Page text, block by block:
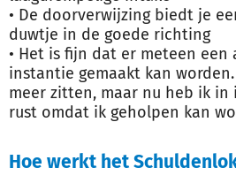
• De doorverwijzing biedt je
duwtje in de goede richting
• Het is fijn dat er meteen een
instantie gemaakt kan
meer zitten, maar nu heb ik in
rust omdat ik geholpen kan
Hoe werkt het